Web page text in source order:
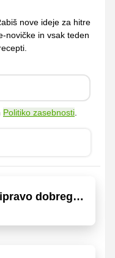
nove ideje za hitre
novičke in vsak teden
Politiko zasebnosti
dobrega